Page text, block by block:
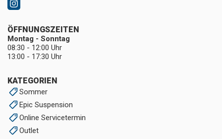
KATEGORIEN
Sommer
Epic Suspension
Online Servicetermin
Outlet
ÖFFNUNGSZEITEN
Montag - Sonntag
08:30 - 12:00 Uhr
13:00 - 17:30 Uhr